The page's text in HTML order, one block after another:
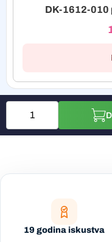
DK-1612-010
19 godina iskustva